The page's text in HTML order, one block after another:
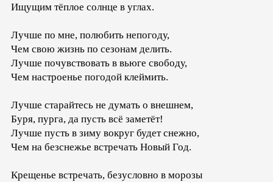
Ищущим тёплое солнце в углах.
Лучше по мне, полюбить непогоду,
Чем свою жизнь по сезонам делить.
Лучше почувствовать в вьюге свободу,
Чем настроенье погодой клеймить.
Лучше старайтесь не думать о внешнем,
Буря, пурга, да пусть всё заметёт!
Лучше пусть в зиму вокруг будет снежно,
Чем на безснежье встречать Новый Год.
Крещенье встречать, безусловно в морозы